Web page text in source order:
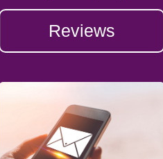
Reviews